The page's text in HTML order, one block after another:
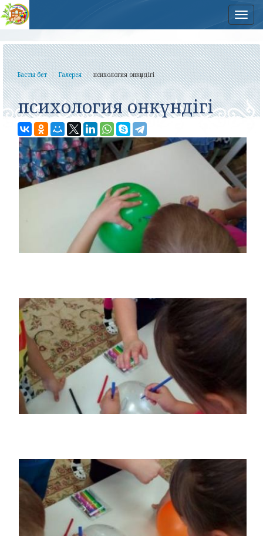
Басты бет Галерея психология онкүндігі
психология онкүндігі